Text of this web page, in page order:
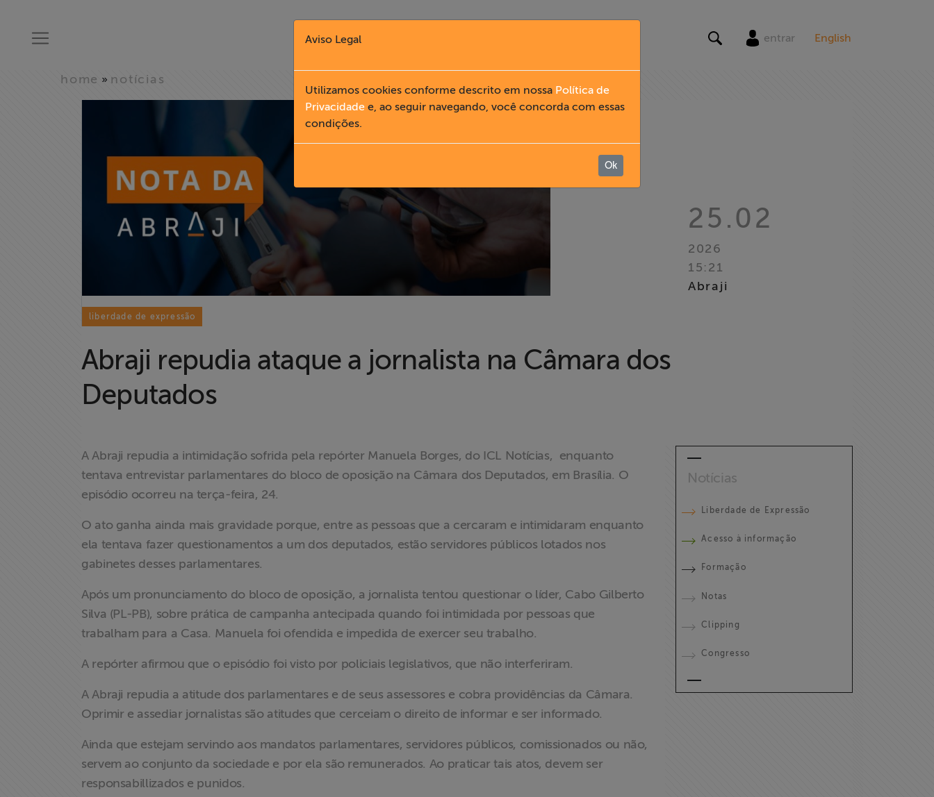
Liberdade de
Proteção Legal
Documentários
entrar English
home » notícias
25.02
2026
15:21
Abraji
liberdade de expressão
Abraji repudia ataque a jornalista na Câmara dos
Deputados
A Abraji repudia a intimidação sofrida pela repórter Manuela Borges, do ICL Notícias, enquanto
tentava entrevistar parlamentares do bloco de oposição na Câmara dos Deputados, em Brasília. O
episódio ocorreu na terça-feira, 24.
O ato ganha ainda mais gravidade porque, entre as pessoas que a cercaram e intimidaram enquanto
ela tentava fazer questionamentos a um dos deputados, estão servidores públicos lotados nos
gabinetes desses parlamentares.
Após um pronunciamento do bloco de oposição, a jornalista tentou questionar o líder, Cabo Gilberto
Silva (PL-PB), sobre prática de campanha antecipada quando foi intimidada por pessoas que
trabalham para a Casa. Manuela foi ofendida e impedida de exercer seu trabalho.
A repórter afirmou que o episódio foi visto por policiais legislativos, que não interferiram.
A Abraji repudia a atitude dos parlamentares e de seus assessores e cobra providências da Câmara.
Oprimir e assediar jornalistas são atitudes que cerceiam o direito de informar e ser informado.
Ainda que estejam servindo aos mandatos parlamentares, servidores públicos, comissionados ou não,
servem ao conjunto da sociedade e por ela são remunerados. Ao praticar tais atos, devem ser
responsabillizados e punidos.
Notícias
Liberdade de Expressão
Acesso à informação
Formação
Notas
Clipping
Congresso
Aviso Legal
Utilizamos cookies conforme descrito em nossa Política de
Privacidade e, ao seguir navegando, você concorda com essas
condições.
Ok